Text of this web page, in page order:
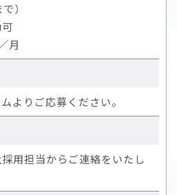
）
月
よりご応募ください。
用担当からご連絡をいたし